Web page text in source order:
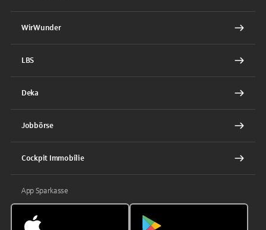
WirWunder
LBS
Deka
Jobbörse
Cockpit Immobilie
App Sparkasse